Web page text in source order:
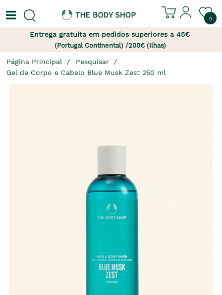
0
Entrega gratuita em pedidos superiores a 45€
(Portugal Continental) /200€ (Ilhas)
Página Principal
Pesquisar
Gel de Corpo e Cabelo Blue Musk Zest 250 ml